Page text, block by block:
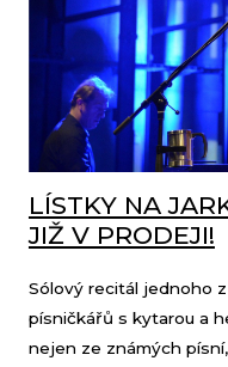
LÍSTKY NA
JIŽ V PRODEJI!
Sólový recitál jednoho
písničkářů s kytarou a
nejen ze známých